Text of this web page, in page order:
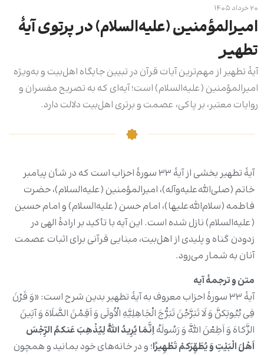
۲۰ خرداد ۱۴۰۵
امیرالمؤمنین (علیه‌السلام) در پرتوی آیۀ
تطهیر
آیۀ تطهیر از مهم‌ترین آیات قرآن در تبیین جایگاه اهل‌بیت و به‌ویژه
امیرالمؤمنین (علیه‌السلام) است؛ آیه‌ای که به تصریح مفسران و
روایات معتبر، بر پاکی، عصمت و برتری اهل‌بیت دلالت دارد.
آیۀ تطهیر بخشی از آیۀ ۳۳ سورۀ احزاب است که در شأن پیامبر
خاتم (صلی‌الله‌علیه‌وآله)، امیرالمؤمنین (علیه‌السلام)، حضرت
فاطمه (سلام‌الله‌علیها)، امام حسن (علیه‌السلام) و امام حسین
(علیه‌السلام) نازل شده است. این آیه با تأکید بر ارادۀ الهی در
زدودن گناه و پلیدی از اهل‌بیت، مبنایی قرآنی برای اثبات عصمت
آنان به شمار می‌رود.
متن و ترجمۀ آیه
آیۀ ۳۳ سورۀ احزاب معروف به آیۀ تطهیر بدین شرح است: «وَ قَرْنَ
فِی بُیُوتِکنَّ وَ لَا تَبَرَّجْنَ تَبَرُّجَ الْجَاهِلِیَّهِ الْاُولَی وَ اَقِمْنَ الصَّلَاهَ وَ آتِینَ
الزَّکاهَ وَ اَطِعْنَ اللَّهَ وَ رَسُولَهُاِنَّمَا یُرِیدُ اللَّهُ لِیُذْهِبَ عَنکمُ الرِّجْسَ
اَهْلَ الْبَیْتِ وَ یُطَهِّرَکمْ تَطْهِیرًا؛ و در خانه‌های خود بمانید و همچون